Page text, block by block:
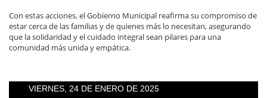
Con estas acciones, el Gobierno Municipal reafirma su compromiso de
estar cerca de las familias y de quienes más lo necesitan, asegurando
que la solidaridad y el cuidado integral sean pilares para una
comunidad más unida y empática.
VIERNES, 24 DE ENERO DE 2025